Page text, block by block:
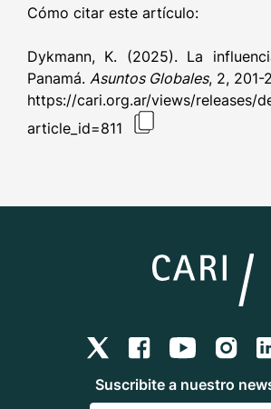
Cómo citar este artículo:
Dykmann, K. (2025). La
Panamá. Asuntos Globales, 2, 201-
https://cari.org.ar/views/releases/
article_id=811
Suscribite a nuestro